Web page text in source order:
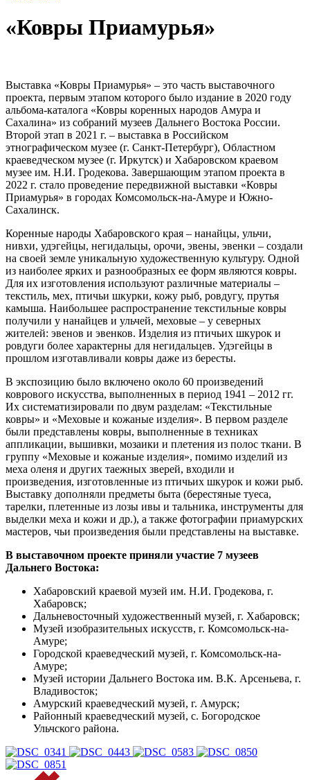
«Ковры Приамурья»
Выставка «Ковры Приамурья» – это часть выставочного
проекта, первым этапом которого было издание в 2020 году
альбома-каталога «Ковры коренных народов Амура и
Сахалина» из собраний музеев Дальнего Востока России.
Второй этап в 2021 г. – выставка в Российском
этнографическом музее (г. Санкт-Петербург), Областном
краеведческом музее (г. Иркутск) и Хабаровском краевом
музее им. Н.И. Гродекова. Завершающим этапом проекта в
2022 г. стало проведение передвижной выставки «Ковры
Приамурья» в городах Комсомольск-на-Амуре и Южно-
Сахалинск.
Коренные народы Хабаровского края – нанайцы, ульчи,
нивхи, удэгейцы, негидальцы, орочи, эвены, эвенки – создали
на своей земле уникальную художественную культуру. Одной
из наиболее ярких и разнообразных ее форм являются ковры.
Для их изготовления используют различные материалы –
текстиль, мех, птичьи шкурки, кожу рыб, ровдугу, прутья
камыша. Наибольшее распространение текстильные ковры
получили у нанайцев и ульчей, меховые – у северных
жителей: эвенов и эвенков. Изделия из птичьих шкурок и
ровдуги более характерны для негидальцев. Удэгейцы в
прошлом изготавливали ковры даже из бересты.
В экспозицию было включено около 60 произведений
коврового искусства, выполненных в период 1941 – 2012 гг.
Их систематизировали по двум разделам: «Текстильные
ковры» и «Меховые и кожаные изделия». В первом разделе
были представлены ковры, выполненные в техниках
аппликации, вышивки, мозаики и плетения из полос ткани. В
группу «Меховые и кожаные изделия», помимо изделий из
меха оленя и других таежных зверей, входили и
произведения, изготовленные из птичьих шкурок и кожи рыб.
Выставку дополняли предметы быта (берестяные туеса,
тарелки, плетенные из лозы ивы и тальника, инструменты для
выделки меха и кожи и др.), а также фотографии приамурских
мастеров, чьи произведения были представлены на выставке.
В выставочном проекте приняли участие 7 музеев
Дальнего Востока:
Хабаровский краевой музей им. Н.И. Гродекова, г.
Хабаровск;
Дальневосточный художественный музей, г. Хабаровск;
Музей изобразительных искусств, г. Комсомольск-на-
Амуре;
Городской краеведческий музей, г. Комсомольск-на-
Амуре;
Музей истории Дальнего Востока им. В.К. Арсеньева, г.
Владивосток;
Амурский краеведческий музей, г. Амурск;
Районный краеведческий музей, с. Богородское
Ульчского района.